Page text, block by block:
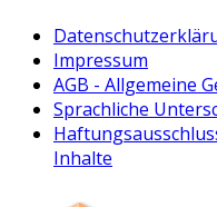
Impressum
AGB - Allgemeine
Sprachliche
Inhalte